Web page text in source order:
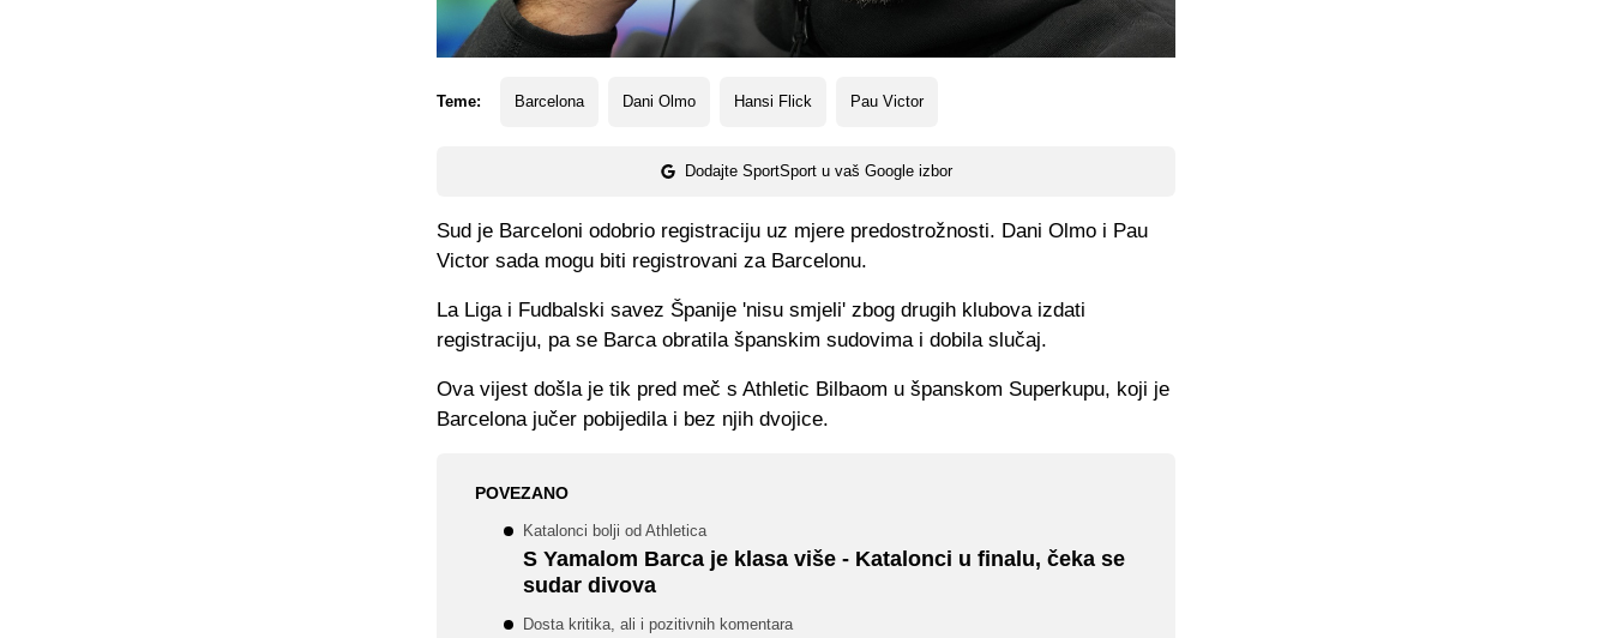
Teme: Barcelona Dani Olmo Hansi Flick Pau Victor
Dodajte SportSport u vaš Google izbor
Sud je Barceloni odobrio registraciju uz mjere predostrožnosti. Dani Olmo i Pau
Victor sada mogu biti registrovani za Barcelonu.
La Liga i Fudbalski savez Španije 'nisu smjeli' zbog drugih klubova izdati
registraciju, pa se Barca obratila španskim sudovima i dobila slučaj.
Ova vijest došla je tik pred meč s Athletic Bilbaom u španskom Superkupu, koji je
Barcelona jučer pobijedila i bez njih dvojice.
POVEZANO
Katalonci bolji od Athletica
S Yamalom Barca je klasa više - Katalonci u finalu, čeka se
sudar divova
Dosta kritika, ali i pozitivnih komentara